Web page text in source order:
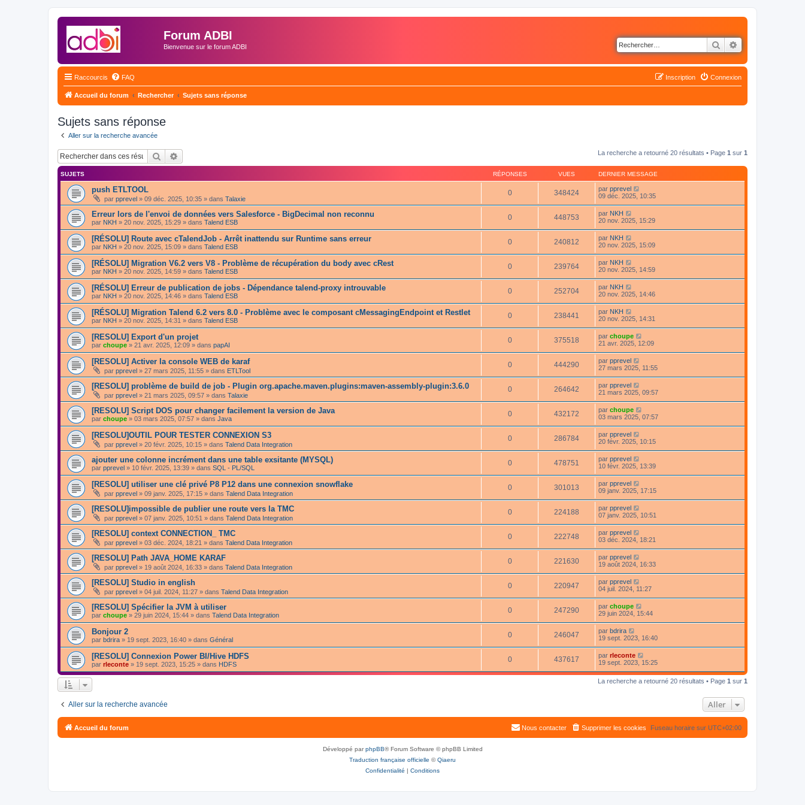
Forum ADBI
Bienvenue sur le forum ADBI Rechercher
Raccourcis FAQ Connexion
Inscription
Accueil du forum Rechercher Sujets sans réponse
Sujets sans réponse
Aller sur la recherche avancée
Rechercher La recherche a retourné 20 résultats • Page 1 sur 1
SUJETS RÉPONSES VUES DERNIER MESSAGE
push ETLTOOL
par pprevel » 09 déc. 2025, 10:35 » dans Talaxie
0 348424 par pprevel
09 déc. 2025, 10:35
Erreur lors de l'envoi de données vers Salesforce - BigDecimal non reconnu
par NKH » 20 nov. 2025, 15:29 » dans Talend ESB
0 448753 par NKH
20 nov. 2025, 15:29
[RÉSOLU] Route avec cTalendJob - Arrêt inattendu sur Runtime sans erreur
par NKH » 20 nov. 2025, 15:09 » dans Talend ESB
0 240812 par NKH
20 nov. 2025, 15:09
[RÉSOLU] Migration V6.2 vers V8 - Problème de récupération du body avec cRest
par NKH » 20 nov. 2025, 14:59 » dans Talend ESB
0 239764 par NKH
20 nov. 2025, 14:59
[RÉSOLU] Erreur de publication de jobs - Dépendance talend-proxy introuvable
par NKH » 20 nov. 2025, 14:46 » dans Talend ESB
0 252704 par NKH
20 nov. 2025, 14:46
[RÉSOLU] Migration Talend 6.2 vers 8.0 - Problème avec le composant cMessagingEndpoint et Restlet
par NKH » 20 nov. 2025, 14:31 » dans Talend ESB
0 238441 par NKH
20 nov. 2025, 14:31
[RESOLU] Export d'un projet
par choupe » 21 avr. 2025, 12:09 » dans papAI
0 375518 par choupe
21 avr. 2025, 12:09
[RESOLU] Activer la console WEB de karaf
par pprevel » 27 mars 2025, 11:55 » dans ETLTool
0 444290 par pprevel
27 mars 2025, 11:55
[RESOLU] problème de build de job - Plugin org.apache.maven.plugins:maven-assembly-plugin:3.6.0
par pprevel » 21 mars 2025, 09:57 » dans Talaxie
0 264642 par pprevel
21 mars 2025, 09:57
[RESOLU] Script DOS pour changer facilement la version de Java
par choupe » 03 mars 2025, 07:57 » dans Java
0 432172 par choupe
03 mars 2025, 07:57
[RESOLU]OUTIL POUR TESTER CONNEXION S3
par pprevel » 20 févr. 2025, 10:15 » dans Talend Data Integration
0 286784 par pprevel
20 févr. 2025, 10:15
ajouter une colonne incrément dans une table exsitante (MYSQL)
par pprevel » 10 févr. 2025, 13:39 » dans SQL - PL/SQL
0 478751 par pprevel
10 févr. 2025, 13:39
[RESOLU] utiliser une clé privé P8 P12 dans une connexion snowflake
par pprevel » 09 janv. 2025, 17:15 » dans Talend Data Integration
0 301013 par pprevel
09 janv. 2025, 17:15
[RESOLU]impossible de publier une route vers la TMC
par pprevel » 07 janv. 2025, 10:51 » dans Talend Data Integration
0 224188 par pprevel
07 janv. 2025, 10:51
[RESOLU] context CONNECTION_ TMC
par pprevel » 03 déc. 2024, 18:21 » dans Talend Data Integration
0 222748 par pprevel
03 déc. 2024, 18:21
[RESOLU] Path JAVA_HOME KARAF
par pprevel » 19 août 2024, 16:33 » dans Talend Data Integration
0 221630 par pprevel
19 août 2024, 16:33
[RESOLU] Studio in english
par pprevel » 04 juil. 2024, 11:27 » dans Talend Data Integration
0 220947 par pprevel
04 juil. 2024, 11:27
[RESOLU] Spécifier la JVM à utiliser
par choupe » 29 juin 2024, 15:44 » dans Talend Data Integration
0 247290 par choupe
29 juin 2024, 15:44
Bonjour 2
par bdrira » 19 sept. 2023, 16:40 » dans Général
0 246047 par bdrira
19 sept. 2023, 16:40
[RESOLU] Connexion Power BI/Hive HDFS
par rleconte » 19 sept. 2023, 15:25 » dans HDFS
0 437617 par rleconte
19 sept. 2023, 15:25
La recherche a retourné 20 résultats • Page 1 sur 1
Aller sur la recherche avancée Aller
Accueil du forum Fuseau horaire sur UTC+02:00
Supprimer les cookies
Nous contacter
Développé parphpBB® Forum Software © phpBB Limited
Traduction française officielle ©Qiaeru
Confidentialité | Conditions